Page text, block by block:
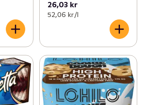
26,03 kr
52,06 kr /l